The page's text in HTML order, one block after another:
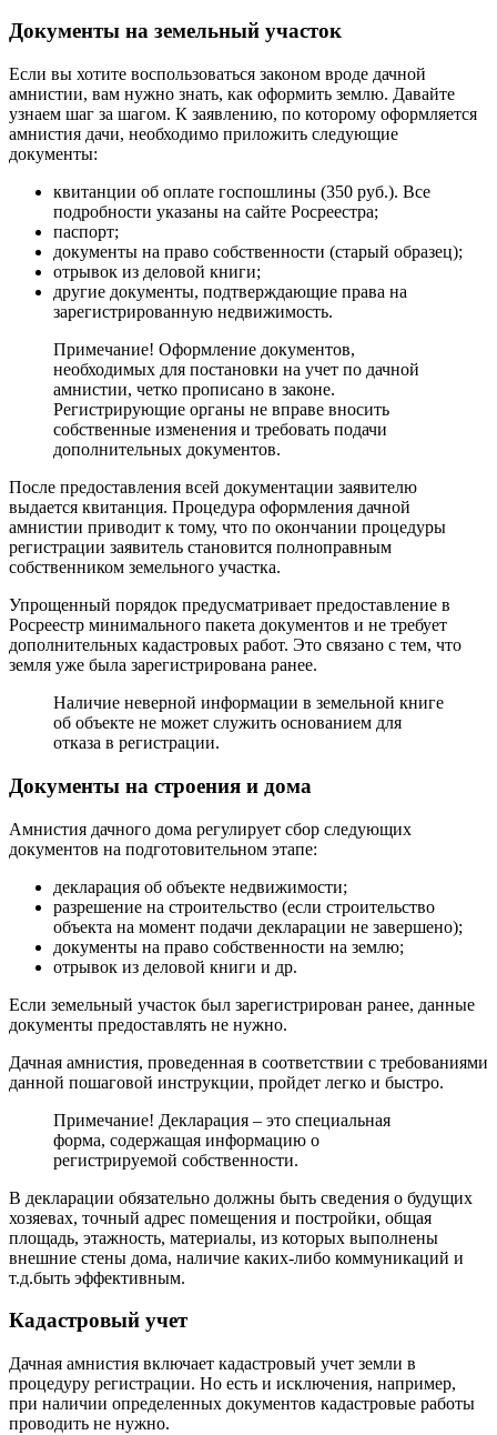
Документы на земельный участок
Если вы хотите воспользоваться законом вроде дачной
амнистии, вам нужно знать, как оформить землю. Давайте
узнаем шаг за шагом. К заявлению, по которому оформляется
амнистия дачи, необходимо приложить следующие
документы:
квитанции об оплате госпошлины (350 руб.). Все
подробности указаны на сайте Росреестра;
паспорт;
документы на право собственности (старый образец);
отрывок из деловой книги;
другие документы, подтверждающие права на
зарегистрированную недвижимость.
Примечание! Оформление документов,
необходимых для постановки на учет по дачной
амнистии, четко прописано в законе.
Регистрирующие органы не вправе вносить
собственные изменения и требовать подачи
дополнительных документов.
После предоставления всей документации заявителю
выдается квитанция. Процедура оформления дачной
амнистии приводит к тому, что по окончании процедуры
регистрации заявитель становится полноправным
собственником земельного участка.
Упрощенный порядок предусматривает предоставление в
Росреестр минимального пакета документов и не требует
дополнительных кадастровых работ. Это связано с тем, что
земля уже была зарегистрирована ранее.
Наличие неверной информации в земельной книге
об объекте не может служить основанием для
отказа в регистрации.
Документы на строения и дома
Амнистия дачного дома регулирует сбор следующих
документов на подготовительном этапе:
декларация об объекте недвижимости;
разрешение на строительство (если строительство
объекта на момент подачи декларации не завершено);
документы на право собственности на землю;
отрывок из деловой книги и др.
Если земельный участок был зарегистрирован ранее, данные
документы предоставлять не нужно.
Дачная амнистия, проведенная в соответствии с требованиями
данной пошаговой инструкции, пройдет легко и быстро.
Примечание! Декларация – это специальная
форма, содержащая информацию о
регистрируемой собственности.
В декларации обязательно должны быть сведения о будущих
хозяевах, точный адрес помещения и постройки, общая
площадь, этажность, материалы, из которых выполнены
внешние стены дома, наличие каких-либо коммуникаций и
т.д.быть эффективным.
Кадастровый учет
Дачная амнистия включает кадастровый учет земли в
процедуру регистрации. Но есть и исключения, например,
при наличии определенных документов кадастровые работы
проводить не нужно.